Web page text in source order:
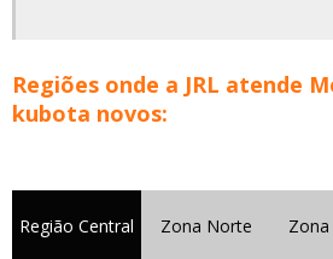
Regiões onde a JRL atende
kubota novos:
Região Central Zona Norte